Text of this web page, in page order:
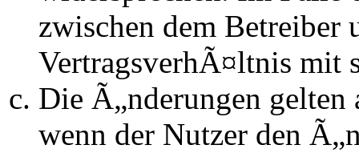
zwischen dem Betreiber
VertragsverhÃ¤ltnis mit
Die Ã„nderungen
wenn der Nutzer den